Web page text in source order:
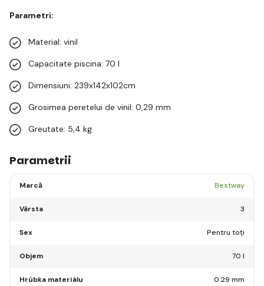
Parametri:
Material: vinil
Capacitate piscina: 70 l
Dimensiuni: 239x142x102cm
Grosimea peretelui de vinil: 0,29 mm
Greutate: 5,4 kg
Parametrii
Marcă Bestway
Vârsta 3
Sex Pentru toți
Objem 70 l
Hrúbka materiálu 0.29 mm